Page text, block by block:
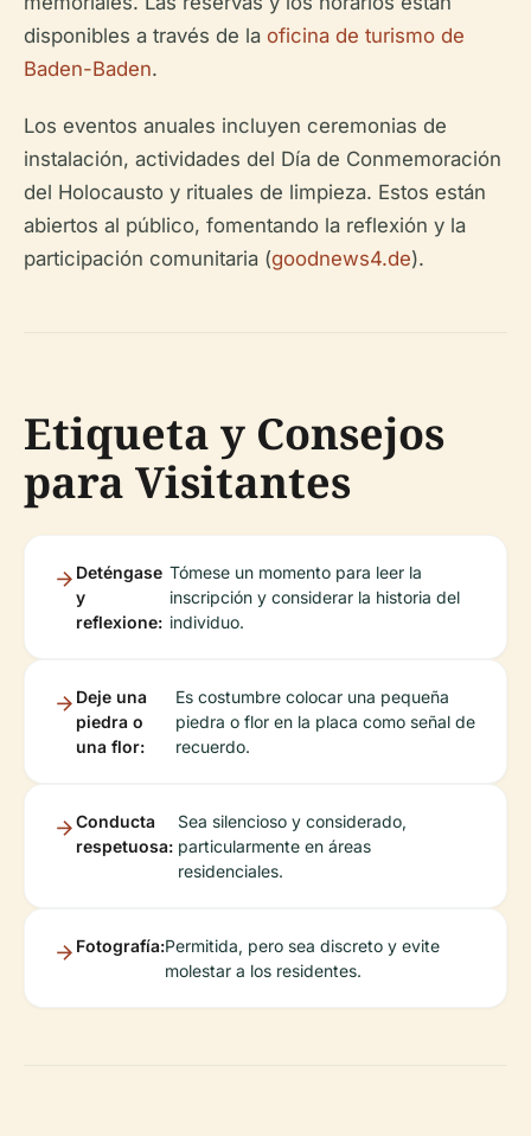
disponibles a través de la oficina de turismo de
Baden-Baden.
Los eventos anuales incluyen ceremonias de
instalación, actividades del Día de Conmemoración
del Holocausto y rituales de limpieza. Estos están
abiertos al público, fomentando la reflexión y la
participación comunitaria (goodnews4.de).
Etiqueta y Consejos
para Visitantes
Deténgase
y
reflexione:
Tómese un momento para leer la
inscripción y considerar la historia del
individuo.
Deje una
piedra o
una flor:
Es costumbre colocar una pequeña
piedra o flor en la placa como señal de
recuerdo.
Conducta
respetuosa:
Sea silencioso y considerado,
particularmente en áreas
residenciales.
Fotografía:Permitida, pero sea discreto y evite
molestar a los residentes.